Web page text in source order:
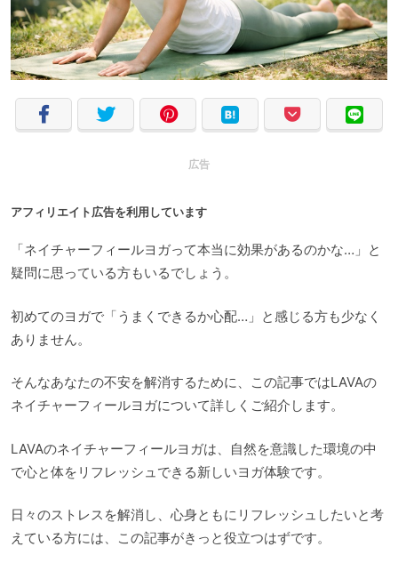
広告
アフィリエイト広告を利用しています
「ネイチャーフィールヨガって本当に効果があるのかな…」と
疑問に思っている方もいるでしょう。
初めてのヨガで「うまくできるか心配…」と感じる方も少なく
ありません。
そんなあなたの不安を解消するために、この記事ではLAVAの
ネイチャーフィールヨガについて詳しくご紹介します。
LAVAのネイチャーフィールヨガは、自然を意識した環境の中
で心と体をリフレッシュできる新しいヨガ体験です。
日々のストレスを解消し、心身ともにリフレッシュしたいと考
えている方には、この記事がきっと役立つはずです。